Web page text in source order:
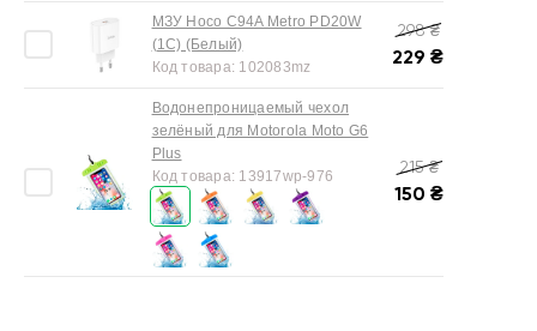
МЗУ Hoco C94A Metro PD20W
(1C) (Белый)
Код товара: 102083mz
298₴
229 ₴
Водонепроницаемый чехол
зелёный для Motorola Moto G6
Plus
Код товара: 13917wp-976 215₴
150 ₴